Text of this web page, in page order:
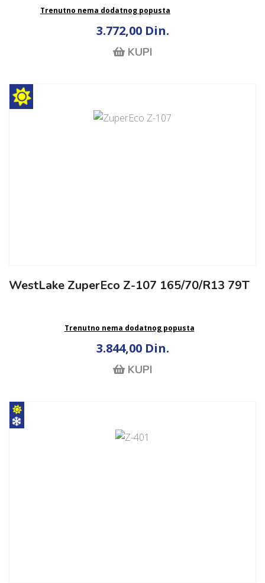
Trenutno nema dodatnog popusta
3.772,00 Din.
KUPI
WestLake ZuperEco Z-107 165/70/R13 79T
Trenutno nema dodatnog popusta
3.844,00 Din.
KUPI